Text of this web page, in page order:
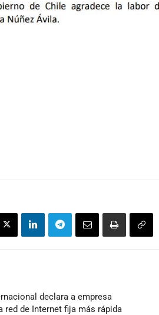
declara a empresa
red de Internet fija más rápida